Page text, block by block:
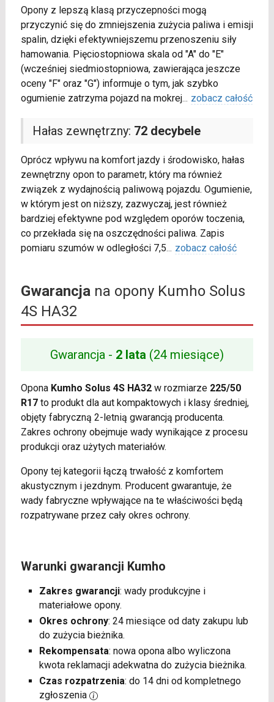
Opony z lepszą klasą przyczepności mogą
przyczynić się do zmniejszenia zużycia paliwa i emisji
spalin, dzięki efektywniejszemu przenoszeniu siły
hamowania. Pięciostopniowa skala od "A" do "E"
(wcześniej siedmiostopniowa, zawierająca jeszcze
oceny "F" oraz "G") informuje o tym, jak szybko
ogumienie zatrzyma pojazd na mokrej... zobacz całość
Hałas zewnętrzny: 72 decybele
Oprócz wpływu na komfort jazdy i środowisko, hałas
zewnętrzny opon to parametr, który ma również
związek z wydajnością paliwową pojazdu. Ogumienie,
w którym jest on niższy, zazwyczaj, jest również
bardziej efektywne pod względem oporów toczenia,
co przekłada się na oszczędności paliwa. Zapis
pomiaru szumów w odległości 7,5... zobacz całość
Gwarancjana opony Kumho Solus
4S HA32
Gwarancja - 2 lata (24 miesiące)
Opona Kumho Solus 4S HA32w rozmiarze 225/50
R17to produkt dla aut kompaktowych i klasy średniej,
objęty fabryczną 2-letnią gwarancją producenta.
Zakres ochrony obejmuje wady wynikające z procesu
produkcji oraz użytych materiałów.
Opony tej kategorii łączą trwałość z komfortem
akustycznym i jezdnym. Producent gwarantuje, że
wady fabryczne wpływające na te właściwości będą
rozpatrywane przez cały okres ochrony.
Warunki gwarancji Kumho
Zakres gwarancji: wady produkcyjne i
materiałowe opony.
Okres ochrony: 24 miesiące od daty zakupu lub
do zużycia bieżnika.
Rekompensata: nowa opona albo wyliczona
kwota reklamacji adekwatna do zużycia bieżnika.
Czas rozpatrzenia: do 14 dni od kompletnego
zgłoszenia